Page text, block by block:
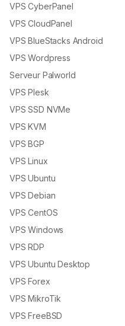
VPS CyberPanel
VPS CloudPanel
VPS BlueStacks Android
VPS Wordpress
Serveur Palworld
VPS Plesk
VPS SSD NVMe
VPS KVM
VPS BGP
VPS Linux
VPS Ubuntu
VPS Debian
VPS CentOS
VPS Windows
VPS RDP
VPS Ubuntu Desktop
VPS Forex
VPS MikroTik
VPS FreeBSD